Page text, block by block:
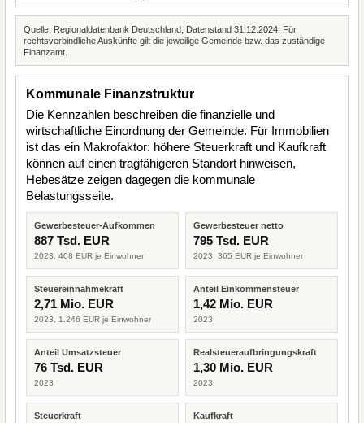
Quelle: Regionaldatenbank Deutschland, Datenstand 31.12.2024. Für
rechtsverbindliche Auskünfte gilt die jeweilige Gemeinde bzw. das zuständige
Finanzamt.
Kommunale Finanzstruktur
Die Kennzahlen beschreiben die finanzielle und
wirtschaftliche Einordnung der Gemeinde. Für Immobilien
ist das ein Makrofaktor: höhere Steuerkraft und Kaufkraft
können auf einen tragfähigeren Standort hinweisen,
Hebesätze zeigen dagegen die kommunale
Belastungsseite.
Gewerbesteuer-Aufkommen
887 Tsd. EUR
2023, 408 EUR je Einwohner
Gewerbesteuer netto
795 Tsd. EUR
2023, 365 EUR je Einwohner
Steuereinnahmekraft
2,71 Mio. EUR
2023, 1.246 EUR je Einwohner
Anteil Einkommensteuer
1,42 Mio. EUR
2023
Anteil Umsatzsteuer
76 Tsd. EUR
2023
Realsteueraufbringungskraft
1,30 Mio. EUR
2023
Steuerkraft Kaufkraft